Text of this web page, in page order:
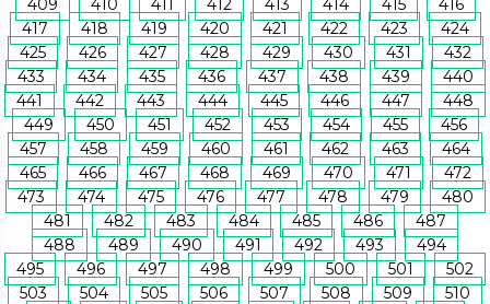
409 410 411 412 413 414 415
416
417
418 419 420 421 422 423
424
425
426 427 428 429 430 431
432
433
434 435 436 437 438 439
440
441
442 443 444 445 446 447
448
449
450 451 452 453 454 455
456
457
458 459 460 461 462 463
464
465
466 467 468 469 470 471
472
473
474 475 476 477 478 479
480
481
482 483 484 485 486
487
488
489 490 491 492 493
494
495
496 497 498 499 500 501
502
503
504 505 506 507 508 509
510